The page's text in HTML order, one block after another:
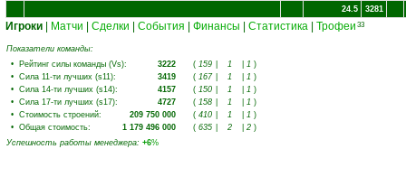
24.5
3281
Игроки Матчи Сделки События Финансы Статистика Трофеи 33
Показатели команды:
• Рейтинг силы команды (Vs): 3222 ( 159 1 1 )
• Сила 11-ти лучших (s11): 3419 ( 167 1 1 )
• Сила 14-ти лучших (s14): 4157 ( 150 1 1 )
• Сила 17-ти лучших (s17): 4727 ( 158 1 1 )
• Стоимость строений: 209 750 000 ( 410 1 1 )
• Общая стоимость: 1 179 496 000 ( 635 2 2 )
Успешность работы менеджера: +6%